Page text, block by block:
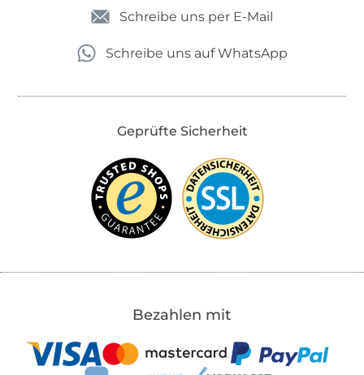
Schreibe uns per E-Mail
Schreibe uns auf WhatsApp
Geprüfte Sicherheit
Bezahlen mit